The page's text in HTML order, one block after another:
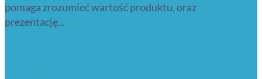
pomaga zrozumieć wartość produktu, oraz
prezentację...